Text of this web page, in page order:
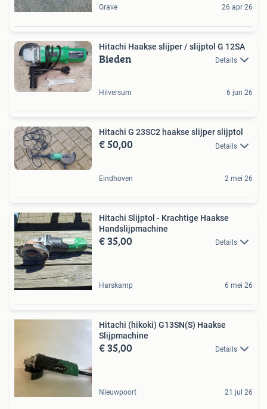
Grave 26 apr 26
Hitachi Haakse slijper / slijptol G 12SA
Bieden Details
Hilversum 6 jun 26
Hitachi G 23SC2 haakse slijper slijptol
€ 50,00 Details
Eindhoven 2 mei 26
Hitachi Slijptol - Krachtige Haakse
Handslijpmachine
€ 35,00 Details
Harskamp 6 mei 26
Hitachi (hikoki) G13SN(S) Haakse
Slijpmachine
€ 35,00 Details
Nieuwpoort 21 jul 26